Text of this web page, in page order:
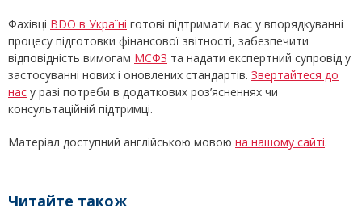
Фахівці BDO в Україні готові підтримати вас у впорядкуванні
процесу підготовки фінансової звітності, забезпечити
відповідність вимогам МСФЗ та надати експертний супровід у
застосуванні нових і оновлених стандартів. Звертайтеся до
нас у разі потреби в додаткових роз’ясненнях чи
консультаційній підтримці.
Матеріал доступний англійською мовою на нашому сайті.
Читайте також